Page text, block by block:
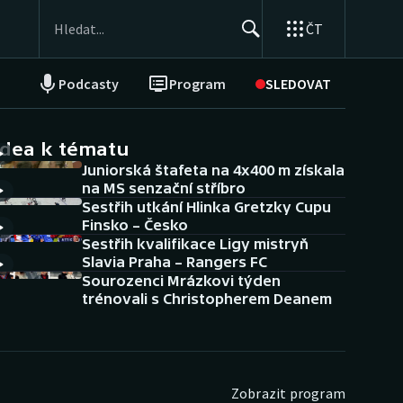
ČT
Podcasty Program SLEDOVAT
NEPŘEHLÉDNĚTE
Historické návraty
Aplikace ČT sport
AZ kvíz
k tématu
Juniorská štafeta na 4x400 m získala
na MS senzační stříbro
Sestřih utkání Hlinka Gretzky Cupu
Finsko – Česko
Sestřih kvalifikace Ligy mistryň
Slavia Praha – Rangers FC
Sourozenci Mrázkovi týden
trénovali s Christopherem Deanem
Zobrazit program